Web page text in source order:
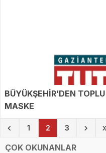
BÜYÜKŞEHİR’DEN
MASKE
1 2(current)
3
ÇOK OKUNANLAR